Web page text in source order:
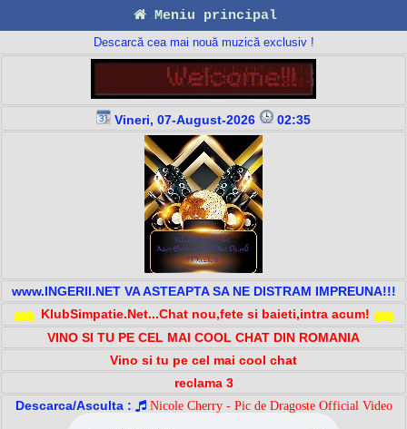
Meniu principal
Descarcă cea mai nouă muzică exclusiv !
Vineri, 07-August-2026 02:35
www.INGERII.NET VA ASTEAPTA SA NE DISTRAM IMPREUNA!!!
KlubSimpatie.Net...Chat nou,fete si baieti,intra acum!
VINO SI TU PE CEL MAI COOL CHAT DIN ROMANIA
Vino si tu pe cel mai cool chat
reclama 3
Descarca/Asculta :
Nicole Cherry - Pic de Dragoste Official Video